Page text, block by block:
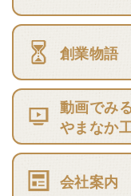
創業物語
動画でみ
やまなか
会社案内